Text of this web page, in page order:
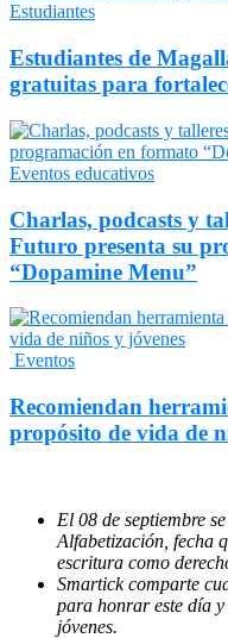
Estudiantes
Estudiantes de
gratuitas para
Eventos educativos
Charlas, podcasts y
Futuro presenta su
“Dopamine Menu”
Eventos
Recomiendan
propósito de vida de
El 08 de septiembre
Alfabetización, fecha
escritura como
Smartick comparte
para honrar este día
jóvenes.